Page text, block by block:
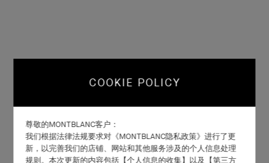
COOKIE POLICY
尊敬的MONTBLANC客户：
我们根据法律法规要求对《MONTBLANC隐私政策》进行了更
新，以完善我们的店铺、网站和其他服务涉及的个人信息处理
规则。本次更新的内容包括【个人信息的收集】以及【第三方